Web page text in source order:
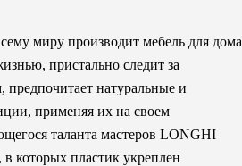
миру производит мебель для дома
пристально следит за
натуральные и
применяя их на своем
таланта мастеров LONGHI
которых пластик укреплен